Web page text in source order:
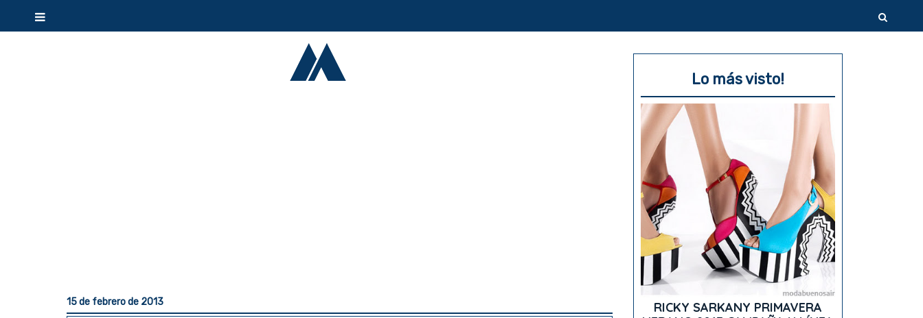
15 de febrero de 2013
Lo más visto!
RICKY SARKANY PRIMAVERA